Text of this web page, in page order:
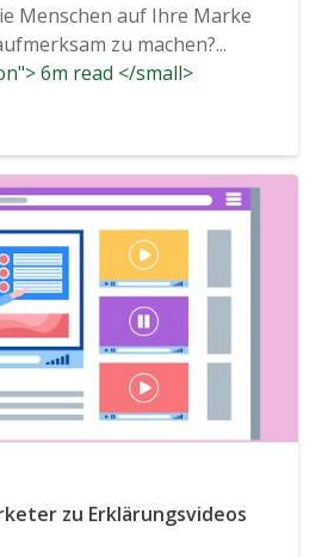
Menschen auf Ihre Marke
zu machen?...
6m read </small>
zu Erklärungsvideos